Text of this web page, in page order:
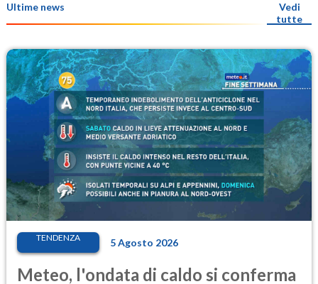
Ultime news
Vedi
tutte
TENDENZA 5 Agosto 2026
Meteo, l'ondata di caldo si conferma